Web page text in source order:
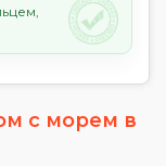
с морем в